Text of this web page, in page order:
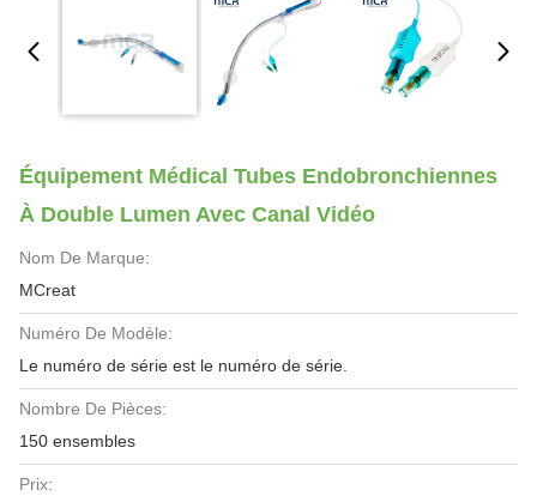
Équipement Médical Tubes Endobronchiennes
À Double Lumen Avec Canal Vidéo
Nom De Marque:
MCreat
Numéro De Modèle:
Le numéro de série est le numéro de série.
Nombre De Pièces:
150 ensembles
Prix: